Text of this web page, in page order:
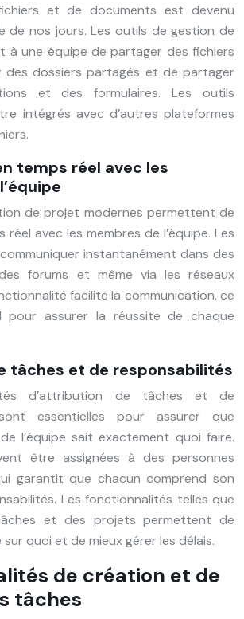
et de documents est devenu
de nos jours. Les outils de gestion de
à une équipe de partager des fichiers
des dossiers partagés et de partager
et des formulaires. Les outils
intégrés avec d’autres plateformes
temps réel avec les
de projet modernes permettent de
avec les membres de l’équipe. Les
instantanément dans des
forums et même via les réseaux
facilite la communication, ce
pour assurer la réussite de chaque
tâches et de responsabilités
d’attribution de tâches et de
essentielles pour assurer que
l’équipe sait exactement quoi faire.
être assignées à des personnes
garantit que chacun comprend son
Les fonctionnalités telles que
et des projets permettent de
quoi et de mieux gérer les délais.
de création et de
tâches